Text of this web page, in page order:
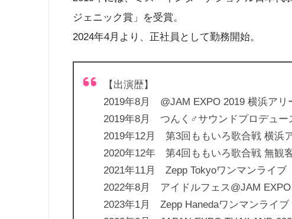
ジェニック賞」を受賞。
2024年4月より、正社員として勤務開始。
【出演歴】
2019年8月 @JAM EXPO 2019 横浜アリ
2019年8月 つんく♂サウンドプロデュー
2019年12月 第3回ももいろ歌合戦 横浜
2020年12年 第4回ももいろ歌合戦 無観
2021年11月 Zepp Tokyoワンマンライブ
2022年8月 アイドルフェス@JAM
2023年1月 Zepp Hanedaワンマンライブ